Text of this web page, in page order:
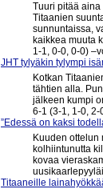
Tuuri pitää aina
Titaanien
sunnuntaissa,
kaikkea muuta
1-1, 0-0, 0-0)
JHT tylyäkin tylympi
Kotkan
tähtien alla.
jälkeen kumpi
6-1 (3-1, 1-0,
”Edessä on kaksi
Kuuden
kolhiintunutta
kovaa
Titaaneille